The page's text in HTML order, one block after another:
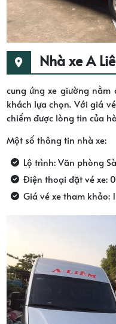
Nhà xe A
cung ứng xe giường
khách lựa chọn. Với giá
chiếm được lòng tin của
Một số thông tin nhà xe:
Lộ trình: Văn phòng
Điện thoại đặt vé xe:
Giá vé xe tham khảo: